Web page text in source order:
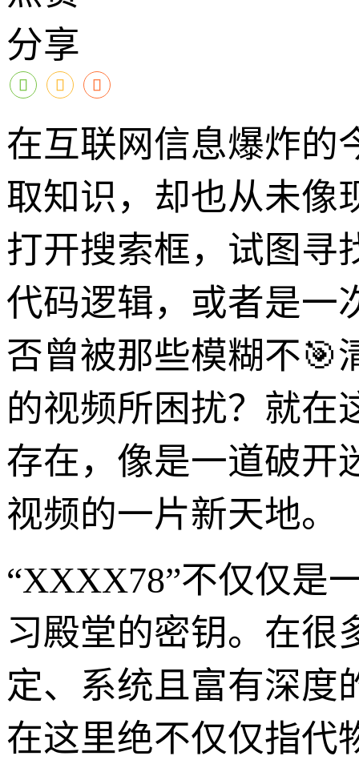
分享
在互联网信息爆炸的
取知识，却也从未像
打开搜索框，试图寻
代码逻辑，或者是一
否曾被那些模糊不🎯
的视频所困扰？就在
存在，像是一道破开
视频的一片新天地。
“XXXX78”不仅仅是
习殿堂的密钥。在很
定、系统且富有深
在这里绝不仅仅指代